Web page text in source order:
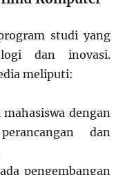
studi yang
dan inovasi.
meliputi:
dengan
dan
pengembangan